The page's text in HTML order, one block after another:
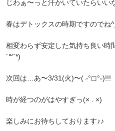
じわぁ〜っと汗かいていたらいい
春はデトックスの時期ですので
相変わらず安定した気持ち良い時
´꒳`*)
次回は…あ〜3/31(火)〜( ˶°◻︎°˶)!!!
時が経つのがはやすぎっ(× . ×)
楽しみにお待ちしております♪♪